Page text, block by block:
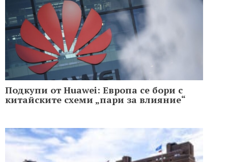
Подкупи от Huawei: Европа се бори с
китайските схеми „пари за влияние“